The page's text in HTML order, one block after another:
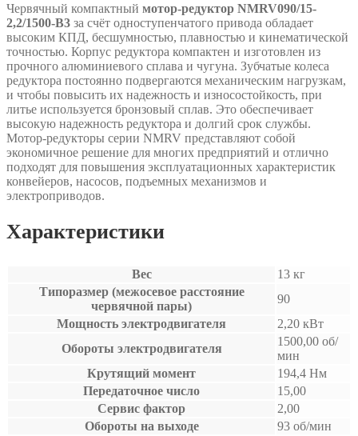
Червячный компактный мотор-редуктор NMRV090/15-
2,2/1500-B3 за счёт одноступенчатого привода обладает
высоким КПД, бесшумностью, плавностью и кинематической
точностью. Корпус редуктора компактен и изготовлен из
прочного алюминиевого сплава и чугуна. Зубчатые колеса
редуктора постоянно подвергаются механическим нагрузкам,
и чтобы повысить их надежность и износостойкость, при
литье используется бронзовый сплав. Это обеспечивает
высокую надежность редуктора и долгий срок службы.
Мотор-редукторы серии NMRV представляют собой
экономичное решение для многих предприятий и отлично
подходят для повышения эксплуатационных характеристик
конвейеров, насосов, подъемных механизмов и
электроприводов.
Характеристики
Вес
13 кг
Типоразмер (межосевое расстояние
червячной пары)
90
Мощность электродвигателя
2,20 кВт
Обороты электродвигателя
1500,00 об/
мин
Крутящий момент
194,4 Нм
Передаточное число
15,00
Сервис фактор
2,00
Обороты на выходе
93 об/мин